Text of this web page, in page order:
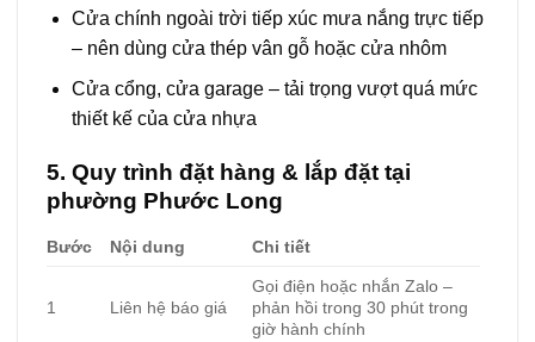
Cửa chính ngoài trời tiếp xúc mưa nắng trực tiếp
– nên dùng cửa thép vân gỗ hoặc cửa nhôm
Cửa cổng, cửa garage – tải trọng vượt quá mức
thiết kế của cửa nhựa
5. Quy trình đặt hàng & lắp đặt tại
phường Phước Long
Bước Nội dung Chi tiết
1 Liên hệ báo giá
Gọi điện hoặc nhắn Zalo –
phản hồi trong 30 phút trong
giờ hành chính